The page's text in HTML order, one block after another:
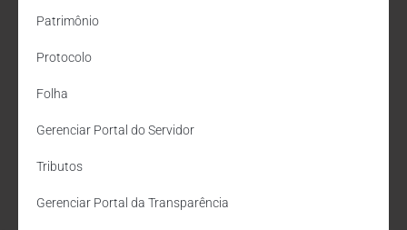
Patrimônio
Protocolo
Folha
Gerenciar Portal do Servidor
Tributos
Gerenciar Portal da Transparência